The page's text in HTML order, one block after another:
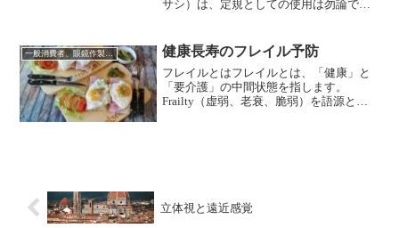
きさ』はある筈です。『その大きさはど
小顔効果があり、小さい枠は眼の大きさ
の変化が気になりづらいという事なども
ありますが、今回は『視野』についての
み考えていきます。視野の復習...
サシ）は、定規としての使用は勿論です
所での測定可能な項目は以下の通りで
す。三田式ユニバーサル瞳孔計の使用方
法瞳孔径瞳孔径は年齢により異なりま
す。新生児では約２mm、20歳～25歳では
約４～６mm、老人では約２mmと変化し
（瞳孔偏位、瞳孔不正円、...
一般消費者、眼鏡作製技能士を志す方に向けて 健康長寿のフレイル予防
フレイルとはフレイルとは、「健康」と
「要介護」の中間状態を指します。
Frailty（虚弱、老衰、脆弱）を語源とし
あり、生活機能が障害され、心身の脆弱
性が出現します。一方で、適切な介入や
立体視と遠近感覚